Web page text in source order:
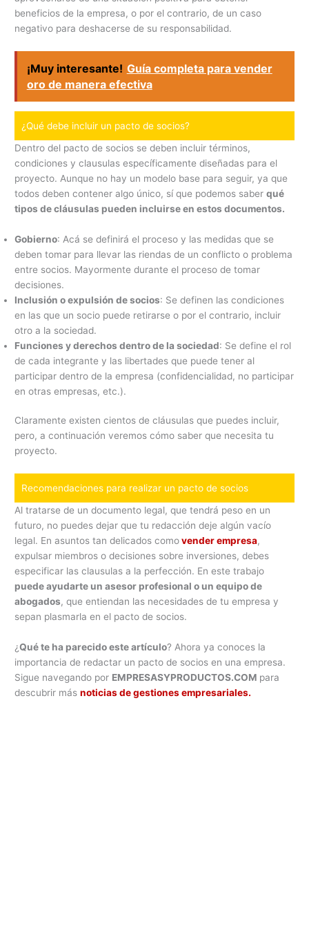
beneficios de la empresa, o por el contrario, de un caso
negativo para deshacerse de su responsabilidad.
¡Muy interesante! Guía completa para vender
oro de manera efectiva
¿Qué debe incluir un pacto de socios?
Dentro del pacto de socios se deben incluir términos,
condiciones y clausulas específicamente diseñadas para el
proyecto. Aunque no hay un modelo base para seguir, ya que
todos deben contener algo único, sí que podemos saberqué
tipos de cláusulas pueden incluirse en estos documentos.
Gobierno: Acá se definirá el proceso y las medidas que se
deben tomar para llevar las riendas de un conflicto o problema
entre socios. Mayormente durante el proceso de tomar
decisiones.
Inclusión o expulsión de socios: Se definen las condiciones
en las que un socio puede retirarse o por el contrario, incluir
otro a la sociedad.
Funciones y derechos dentro de la sociedad: Se define el rol
de cada integrante y las libertades que puede tener al
participar dentro de la empresa (confidencialidad, no participar
en otras empresas, etc.).
Claramente existen cientos de cláusulas que puedes incluir,
pero, a continuación veremos cómo saber que necesita tu
proyecto.
Recomendaciones para realizar un pacto de socios
Al tratarse de un documento legal, que tendrá peso en un
futuro, no puedes dejar que tu redacción deje algún vacío
legal. En asuntos tan delicados comovender empresa,
expulsar miembros o decisiones sobre inversiones, debes
especificar las clausulas a la perfección. En este trabajo
puede ayudarte un asesor profesional o un equipo de
abogados, que entiendan las necesidades de tu empresa y
sepan plasmarla en el pacto de socios.
¿Qué te ha parecido este artículo? Ahora ya conoces la
importancia de redactar un pacto de socios en una empresa.
Sigue navegando por EMPRESASYPRODUCTOS.COM para
descubrir másnoticias de gestiones empresariales.